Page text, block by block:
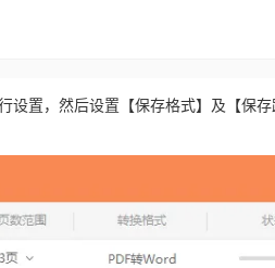
设置，然后设置【保存格式】及【保